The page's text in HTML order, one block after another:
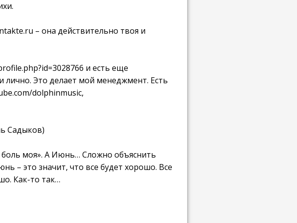
– она действительно твоя и
и есть еще
Это делает мой менеджмент. Есть
dolphinmusic,
Садыков)
боль моя». А Июнь… Сложно объяснить
– это значит, что все будет хорошо. Все
Как-то так…